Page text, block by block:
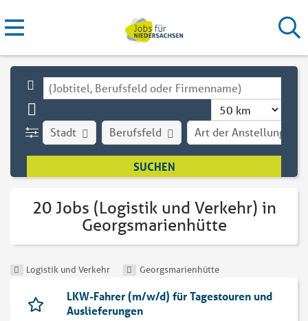
Stadt Art der Anstellung
Berufsfeld
20 Jobs (Logistik und Verkehr) in
Georgsmarienhütte
Logistik und Verkehr Georgsmarienhütte
LKW-Fahrer (m/w/d) für Tagestouren und
Auslieferungen